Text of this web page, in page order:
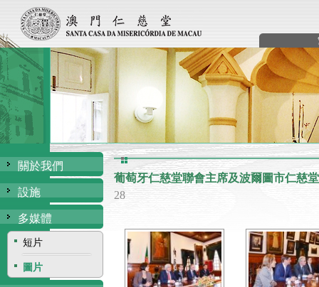
關於我們
設施
多媒體
短片
圖片
葡萄牙仁慈堂聯會主席及波爾圖市仁慈
28